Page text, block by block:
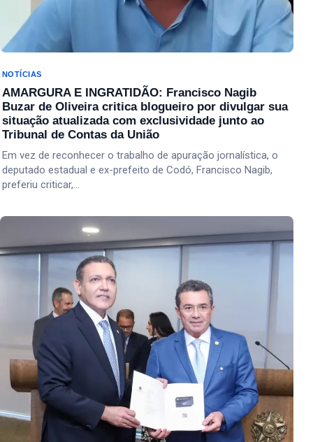
NOTÍCIAS
AMARGURA E INGRATIDÃO: Francisco Nagib
Buzar de Oliveira critica blogueiro por divulgar sua
situação atualizada com exclusividade junto ao
Tribunal de Contas da União
Em vez de reconhecer o trabalho de apuração jornalística, o
deputado estadual e ex-prefeito de Codó, Francisco Nagib,
preferiu criticar,…